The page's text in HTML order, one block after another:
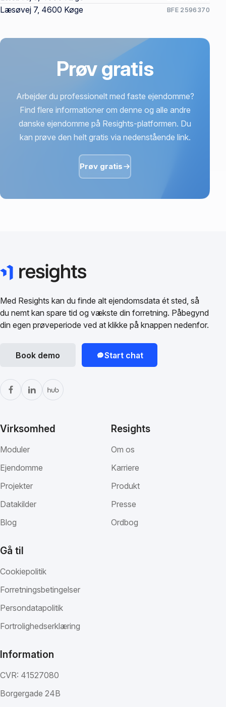
Læsøvej 7, 4600 Køge BFE 2596370
Prøv gratis
Arbejder du professionelt med faste ejendomme?
Find flere informationer om denne og alle andre
danske ejendomme på Resights-platformen. Du
kan prøve den helt gratis via nedenstående link.
Prøv gratis
Med Resights kan du finde alt ejendomsdata ét sted, så
du nemt kan spare tid og vækste din forretning. Påbegynd
din egen prøveperiode ved at klikke på knappen nedenfor.
Book demo Start chat
Virksomhed
Moduler
Ejendomme
Projekter
Datakilder
Blog
Resights
Om os
Karriere
Produkt
Presse
Ordbog
Gå til
Cookiepolitik
Forretningsbetingelser
Persondatapolitik
Fortrolighedserklæring
Information
CVR: 41527080
Borgergade 24B